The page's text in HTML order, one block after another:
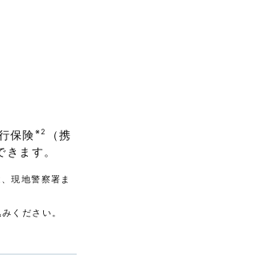
保険※2
（携
ます。
現地警察署ま
ください。